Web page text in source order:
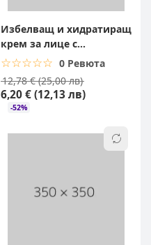
Избелващ и хидратиращ
крем за лице с
магарешко мляко Fruit
☆☆☆☆☆
★★★★★ 0 Ревюта
12,78 € (25,00 лв)
6,20 € (12,13 лв)
-52%